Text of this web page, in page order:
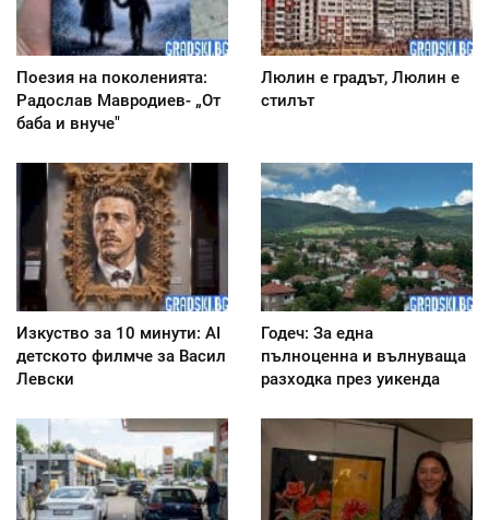
Поезия на поколенията:
Радослав Мавродиев- „От
баба и внуче"
Люлин е градът, Люлин е
стилът
Изкуство за 10 минути: AI
детското филмче за Васил
Левски
Годеч: За една
пълноценна и вълнуваща
разходка през уикенда